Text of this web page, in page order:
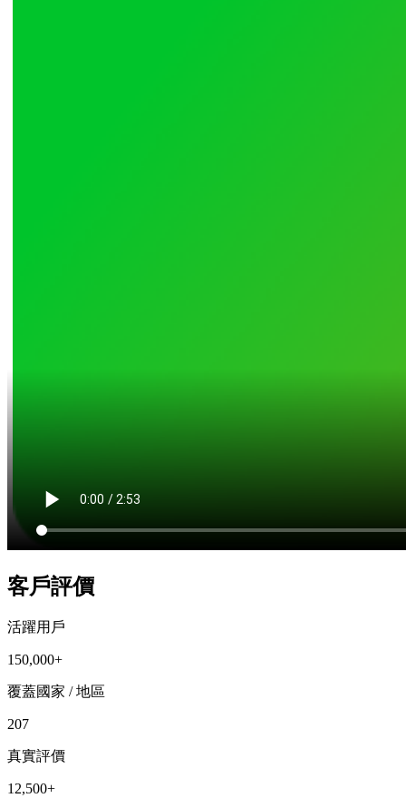
客戶評價
活躍用戶
150,000+
覆蓋國家 / 地區
207
真實評價
12,500+